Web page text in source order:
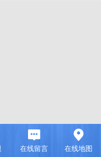
在线留言 在线地图